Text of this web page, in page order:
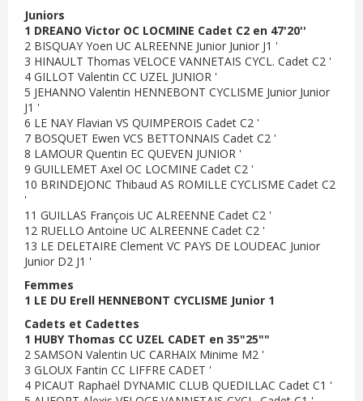
Juniors
1 DREANO Victor OC LOCMINE Cadet C2 en 47'20''
2 BISQUAY Yoen UC ALREENNE Junior Junior J1 '
3 HINAULT Thomas VELOCE VANNETAIS CYCL. Cadet C2 '
4 GILLOT Valentin CC UZEL JUNIOR '
5 JEHANNO Valentin HENNEBONT CYCLISME Junior Junior
J1 '
6 LE NAY Flavian VS QUIMPEROIS Cadet C2 '
7 BOSQUET Ewen VCS BETTONNAIS Cadet C2 '
8 LAMOUR Quentin EC QUEVEN JUNIOR '
9 GUILLEMET Axel OC LOCMINE Cadet C2 '
10 BRINDEJONC Thibaud AS ROMILLE CYCLISME Cadet C2
'
11 GUILLAS François UC ALREENNE Cadet C2 '
12 RUELLO Antoine UC ALREENNE Cadet C2 '
13 LE DELETAIRE Clement VC PAYS DE LOUDEAC Junior
Junior D2 J1 '
Femmes
1 LE DU Erell HENNEBONT CYCLISME Junior 1
Cadets et Cadettes
1 HUBY Thomas CC UZEL CADET en 35"25""
2 SAMSON Valentin UC CARHAIX Minime M2 '
3 GLOUX Fantin CC LIFFRE CADET '
4 PICAUT Raphaël DYNAMIC CLUB QUEDILLAC Cadet C1 '